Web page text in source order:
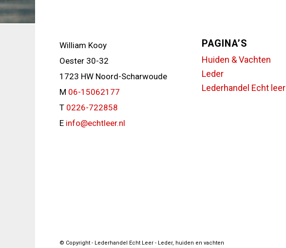
William Kooy
Oester 30-32
1723 HW Noord-Scharwoude
M 06-15062177
T 0226-722858
E info@echtleer.nl
PAGINA’S
Huiden & Vachten
Leder
Lederhandel Echt leer
© Copyright - Lederhandel Echt Leer - Leder, huiden en vachten